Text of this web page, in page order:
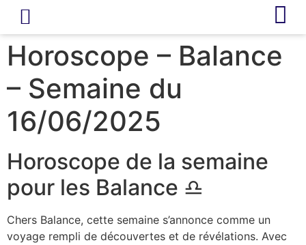
Horoscope – Balance
– Semaine du
16/06/2025
Horoscope de la semaine
pour les Balance ♎
Chers Balance, cette semaine s’annonce comme un
voyage rempli de découvertes et de révélations. Avec